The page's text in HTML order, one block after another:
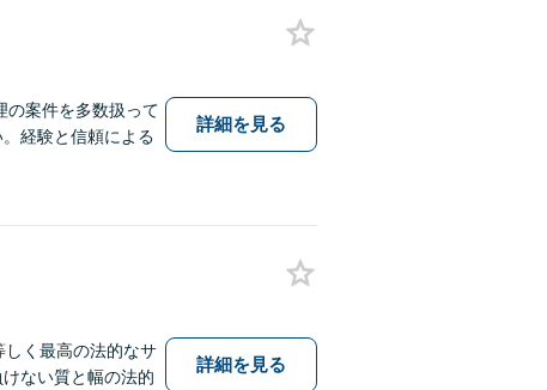
の案件を多数扱って
経験と信頼による
詳細を見る
しく最高の法的なサ
ない質と幅の法的
詳細を見る